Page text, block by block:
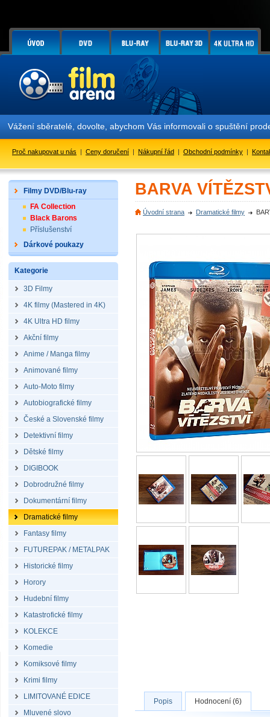
dovolte, abychom Vás informovali o spuštění prodeje
Proč nakupovat u nás | Ceny doručení | Nákupní řád | Obchodní podmínky |
Filmy DVD/Blu-ray
FA Collection
Black Barons
Příslušenství
Dárkové poukazy
Kategorie
3D Filmy
4K filmy (Mastered in 4K)
4K Ultra HD filmy
Akční filmy
Anime / Manga filmy
Animované filmy
Auto-Moto filmy
Autobiografické filmy
České a Slovenské filmy
Detektivní filmy
Dětské filmy
DIGIBOOK
Dobrodružné filmy
Dokumentární filmy
Dramatické filmy
Fantasy filmy
FUTUREPAK / METALPAK
Historické filmy
Horory
Hudební filmy
Katastrofické filmy
KOLEKCE
Komedie
Komiksové filmy
Krimi filmy
LIMITOVANÉ EDICE
Mluvené slovo
BARVA
Úvodní strana Dramatické filmy
Popis Hodnocení (6)